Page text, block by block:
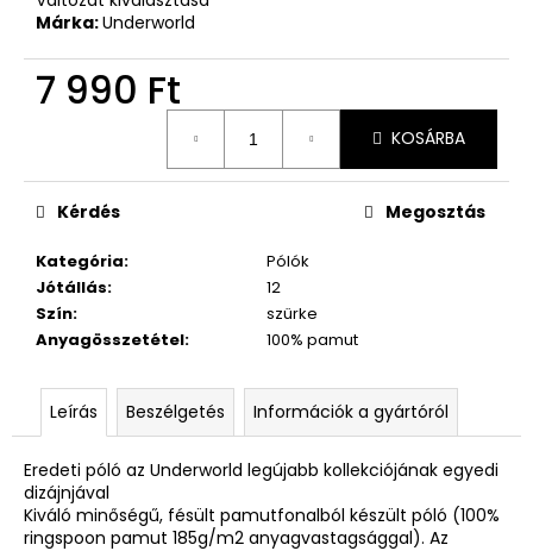
Márka:Underworld
7 990 Ft
KOSÁRBA
Kategória:
Pólók
Jótállás:
12
Szín:
szürke
Anyagösszetétel: 100% pamut
Kérdés Megosztás
Leírás Beszélgetés Információk a gyártóról
Eredeti póló az Underworld legújabb kollekciójának egyedi
dizájnjával
Kiváló minőségű, fésült pamutfonalból készült póló (100%
ringspoon pamut 185g/m2 anyagvastagsággal). Az